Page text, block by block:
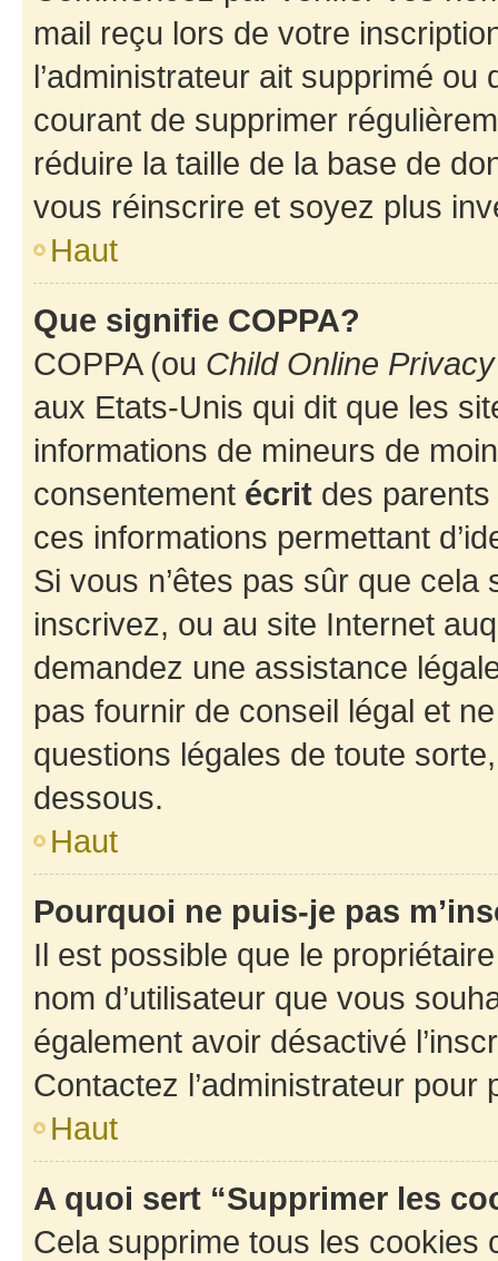
mail reçu lors de votre
l’administrateur ait supprimé
courant de supprimer
réduire la taille de la base de
vous réinscrire et soyez plus
Haut
Que signifie COPPA?
COPPA (ou Child Online
aux Etats-Unis qui dit que les
informations de mineurs de
consentement écrit des parents
ces informations permettant
Si vous n’êtes pas sûr que
inscrivez, ou au site Internet
demandez une assistance
pas fournir de conseil légal et
questions légales de toute
dessous.
Haut
Pourquoi ne puis-je pas
Il est possible que le
nom d’utilisateur que vous
également avoir désactivé
Contactez l’administrateur
Haut
A quoi sert “Supprimer les
Cela supprime tous les cookies